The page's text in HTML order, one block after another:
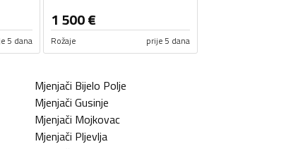
5 dana
1 500€
Rožaje prije 5 dana
Mjenjači Bijelo Polje
Mjenjači Gusinje
Mjenjači Mojkovac
Mjenjači Pljevlja